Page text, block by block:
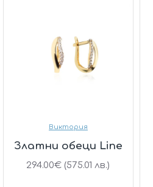
Виктория
Златни обеци Line
294.00€ (575.01 лв.)